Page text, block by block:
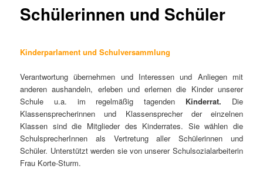
Schülerinnen und Schüler
Kinderparlament und Schulversammlung
Verantwortung übernehmen und Interessen und Anliegen mit
anderen aushandeln, erleben und erlernen die Kinder unserer
Schule u.a. im regelmäßig tagenden Kinderrat. Die
Klassensprecherinnen und Klassensprecher der einzelnen
Klassen sind die Mitglieder des Kinderrates. Sie wählen die
SchulsprecherInnen als Vertretung aller Schülerinnen und
Schüler. Unterstützt werden sie von unserer Schulsozialarbeiterin
Frau Korte-Sturm.